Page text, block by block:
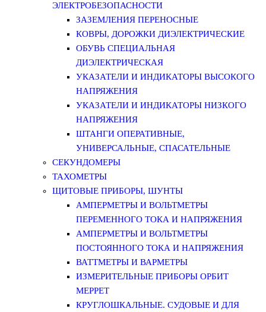
ЭЛЕКТРОБЕЗОПАСНОСТИ
ЗАЗЕМЛЕНИЯ ПЕРЕНОСНЫЕ
КОВРЫ, ДОРОЖКИ ДИЭЛЕКТРИЧЕСКИЕ
ОБУВЬ СПЕЦИАЛЬНАЯ
ДИЭЛЕКТРИЧЕСКАЯ
УКАЗАТЕЛИ И ИНДИКАТОРЫ ВЫСОКОГО
НАПРЯЖЕНИЯ
УКАЗАТЕЛИ И ИНДИКАТОРЫ НИЗКОГО
НАПРЯЖЕНИЯ
ШТАНГИ ОПЕРАТИВНЫЕ,
УНИВЕРСАЛЬНЫЕ, СПАСАТЕЛЬНЫЕ
СЕКУНДОМЕРЫ
ТАХОМЕТРЫ
ЩИТОВЫЕ ПРИБОРЫ, ШУНТЫ
АМПЕРМЕТРЫ И ВОЛЬТМЕТРЫ
ПЕРЕМЕННОГО ТОКА И НАПРЯЖЕНИЯ
АМПЕРМЕТРЫ И ВОЛЬТМЕТРЫ
ПОСТОЯННОГО ТОКА И НАПРЯЖЕНИЯ
ВАТТМЕТРЫ И ВАРМЕТРЫ
ИЗМЕРИТЕЛЬНЫЕ ПРИБОРЫ ОРБИТ
МЕРРЕТ
КРУГЛОШКАЛЬНЫЕ. СУДОВЫЕ И ДЛЯ